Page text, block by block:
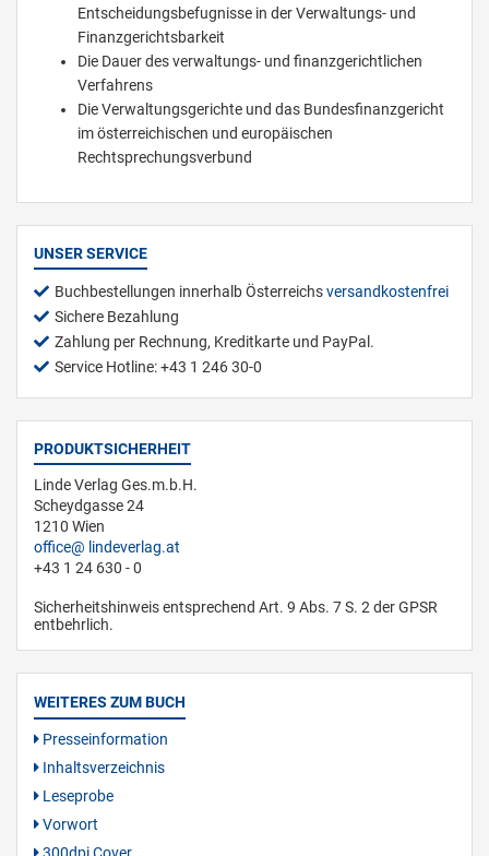
Entscheidungsbefugnisse in der Verwaltungs- und
Finanzgerichtsbarkeit
Die Dauer des verwaltungs- und finanzgerichtlichen
Verfahrens
Die Verwaltungsgerichte und das Bundesfinanzgericht
im österreichischen und europäischen
Rechtsprechungsverbund
UNSER SERVICE
Buchbestellungen innerhalb Österreichsversandkostenfrei
Sichere Bezahlung
Zahlung per Rechnung, Kreditkarte und PayPal.
Service Hotline: +43 1 246 30-0
PRODUKTSICHERHEIT
Linde Verlag Ges.m.b.H.
Scheydgasse 24
1210 Wien
office
lindeverlag.at
+43 1 24 630 - 0
Sicherheitshinweis entsprechend Art. 9 Abs. 7 S. 2 der GPSR
entbehrlich.
WEITERES ZUM BUCH
Presseinformation
Inhaltsverzeichnis
Leseprobe
Vorwort